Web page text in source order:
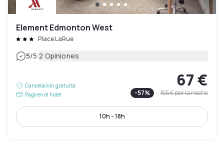
Element Edmonton West
Place LaRue
5/5|2 Opiniones
Cancelación gratuita
Pago en el hotel
67 €
-57% 155 €por la noche
10h - 18h